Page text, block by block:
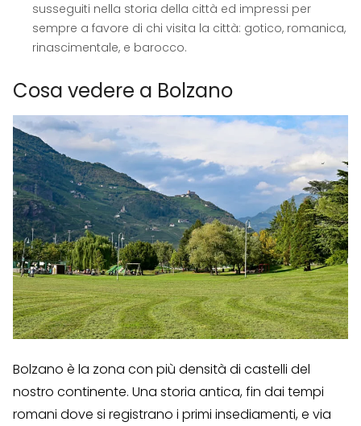
susseguiti nella storia della città ed impressi per
sempre a favore di chi visita la città: gotico, romanica,
rinascimentale, e barocco.
Cosa vedere a Bolzano
Bolzano è la zona con più densità di castelli del
nostro continente. Una storia antica, fin dai tempi
romani dove si registrano i primi insediamenti, e via